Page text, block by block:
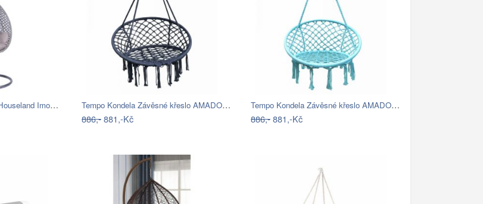
Závěsné houpací křeslo Houseland Imogen… Tempo Kondela Závěsné křeslo AMADO 2…
886,-881,-Kč
Tempo Kondela Závěsné křeslo AMADO 2…
886,-881,-Kč